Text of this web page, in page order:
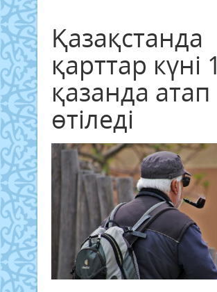
Қазақстанда
қарттар күні 1
қазанда атап
өтіледі